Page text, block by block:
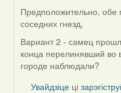
In
reply
to
by
ZNR
Предположительно, обе
соседних гнезд,
Вариант 2 - самец
конца перелинявший во
городе наблюдали?
Увайдзіце ці